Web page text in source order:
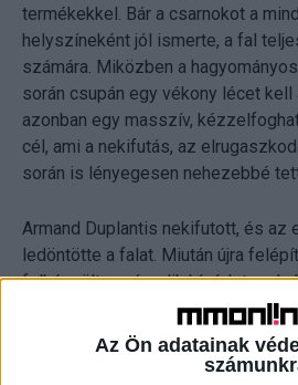
Az Ön adatainak
termékekkel. Bár a csarnokot a
helyszíneként jól ismerte, a fal
számára. Miközben a
során csupán egy vékony lécet kell
azonban egy masszív,
cél, ami a nekifutás, az
során is lényegesen nehezebbé
Armand Duplantis nekifutott, és az
ledöntötte a falat. Miután újra
felkészült a második kísérletre, de
megállt. A sportszakértők jól
versenyeken is gyakran használja
hogy ne csak fizikailag, hanem